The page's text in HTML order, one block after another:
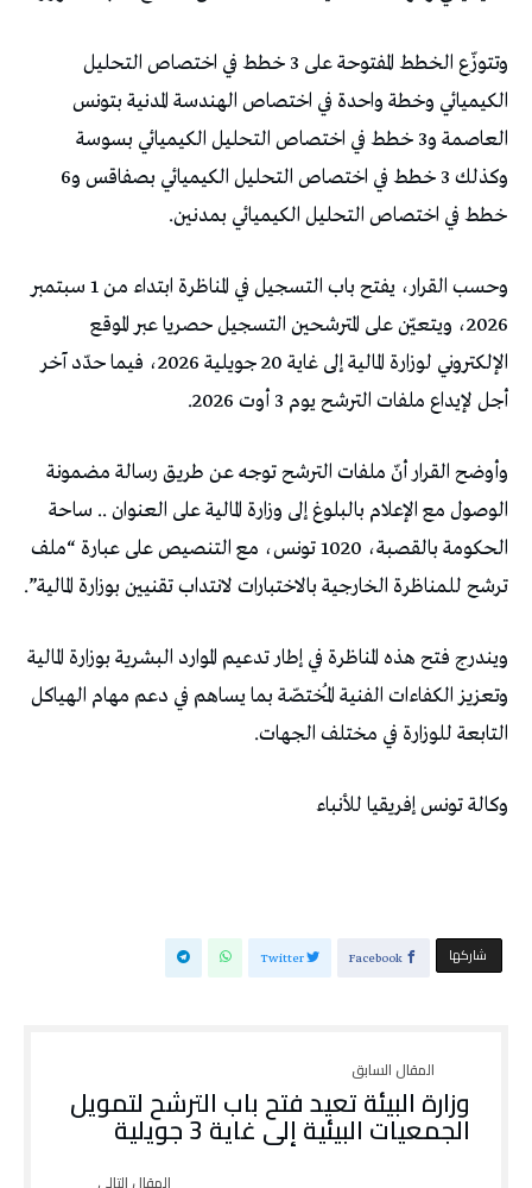
وتتوزّع الخطط المفتوحة على 3 خطط في اختصاص التحليل
الكيميائي وخطة واحدة في اختصاص الهندسة المدنية بتونس
العاصمة و3 خطط في اختصاص التحليل الكيميائي بسوسة
وكذلك 3 خطط في اختصاص التحليل الكيميائي بصفاقس و6
خطط في اختصاص التحليل الكيميائي بمدنين.
وحسب القرار، يفتح باب التسجيل في المناظرة ابتداء من 1 سبتمبر
2026، ويتعيّن على المترشحين التسجيل حصريا عبر الموقع
الإلكتروني لوزارة المالية إلى غاية 20 جويلية 2026، فيما حدّد آخر
أجل لإيداع ملفات الترشح يوم 3 أوت 2026.
وأوضح القرار أنّ ملفات الترشح توجه عن طريق رسالة مضمونة
الوصول مع الإعلام بالبلوغ إلى وزارة المالية على العنوان .. ساحة
الحكومة بالقصبة، 1020 تونس، مع التنصيص على عبارة “ملف
ترشح للمناظرة الخارجية بالاختبارات لانتداب تقنيين بوزارة المالية”.
ويندرج فتح هذه المناظرة في إطار تدعيم الموارد البشرية بوزارة المالية
وتعزيز الكفاءات الفنية المُختصّة بما يساهم في دعم مهام الهياكل
التابعة للوزارة في مختلف الجهات.
وكالة تونس إفريقيا للأنباء
‫‫ شاركها‬ Facebook
Twitter
وزارة البيئة تعيد فتح باب الترشح لتمويل
الجمعيات البيئية إلى غاية 3 جويلية